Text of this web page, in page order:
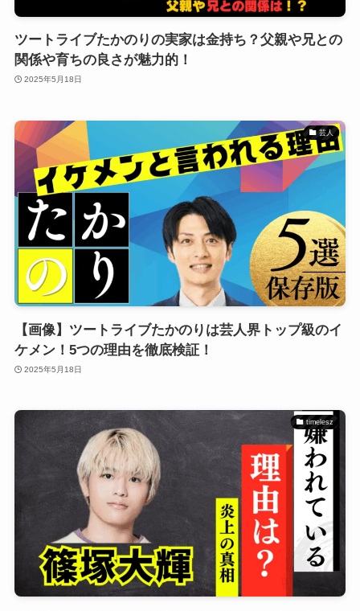
ツートライブたかのりの実家は金持ち？父親や兄との
関係や育ちの良さが魅力的！
2025年5月18日
芸人
【画像】ツートライブたかのりは芸人界トップ級のイ
ケメン！5つの理由を徹底検証！
2025年5月18日
timelesz